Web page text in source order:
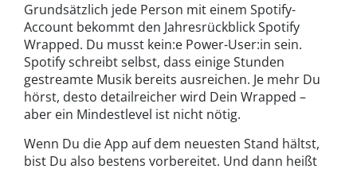
Grundsätzlich jede Person mit einem Spotify-
Account bekommt den Jahresrückblick Spotify
Wrapped. Du musst kein:e Power-User:in sein.
Spotify schreibt selbst, dass einige Stunden
gestreamte Musik bereits ausreichen. Je mehr Du
hörst, desto detailreicher wird Dein Wrapped –
aber ein Mindestlevel ist nicht nötig.
Wenn Du die App auf dem neuesten Stand hältst,
bist Du also bestens vorbereitet. Und dann heißt